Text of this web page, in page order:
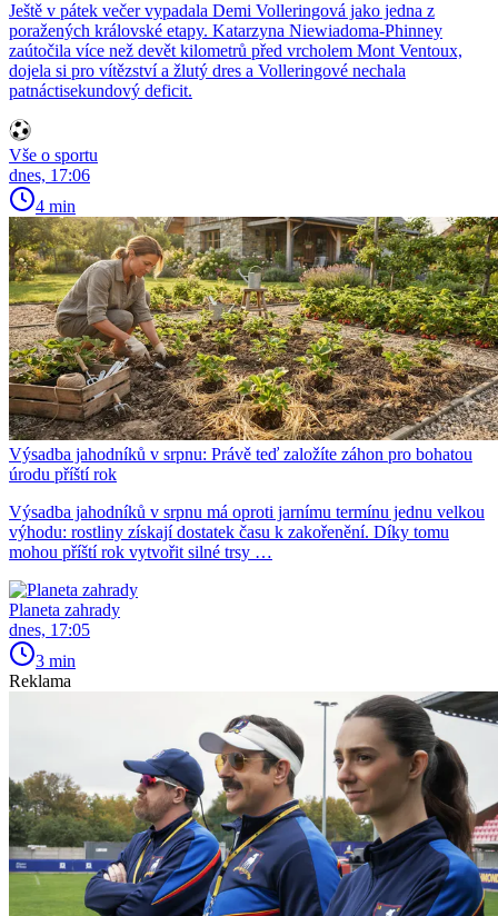
Ještě v pátek večer vypadala Demi Volleringová jako jedna z
poražených královské etapy. Katarzyna Niewiadoma-Phinney
zaútočila více než devět kilometrů před vrcholem Mont Ventoux,
dojela si pro vítězství a žlutý dres a Volleringové nechala
patnáctisekundový deficit.
Vše o sportu
dnes, 17:06
4 min
Výsadba jahodníků v srpnu: Právě teď založíte záhon pro bohatou
úrodu příští rok
Výsadba jahodníků v srpnu má oproti jarnímu termínu jednu velkou
výhodu: rostliny získají dostatek času k zakořenění. Díky tomu
mohou příští rok vytvořit silné trsy …
Planeta zahrady
dnes, 17:05
3 min
Reklama